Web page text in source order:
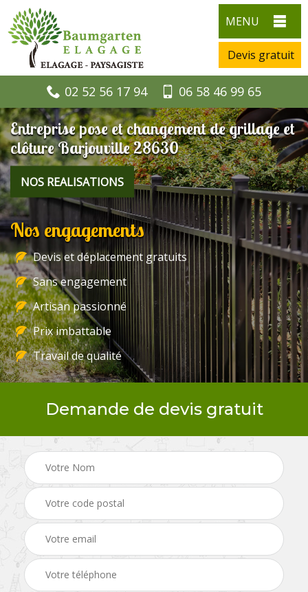
MENU
Devis gratuit
02 52 56 17 94 06 58 46 99 65
Entreprise pose et changement de grillage et
clôture Barjouville 28630
NOS REALISATIONS
Nos engagements
Devis et déplacement gratuits
Sans engagement
Artisan passionné
Prix imbattable
Travail de qualité
Demande de devis gratuit